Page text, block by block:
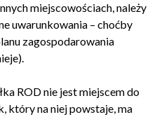
miejscowościach, należy
uwarunkowania – choćby
zagospodarowania
ROD nie jest miejscem do
który na niej powstaje, ma